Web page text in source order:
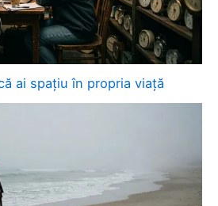
ai spațiu în propria viață